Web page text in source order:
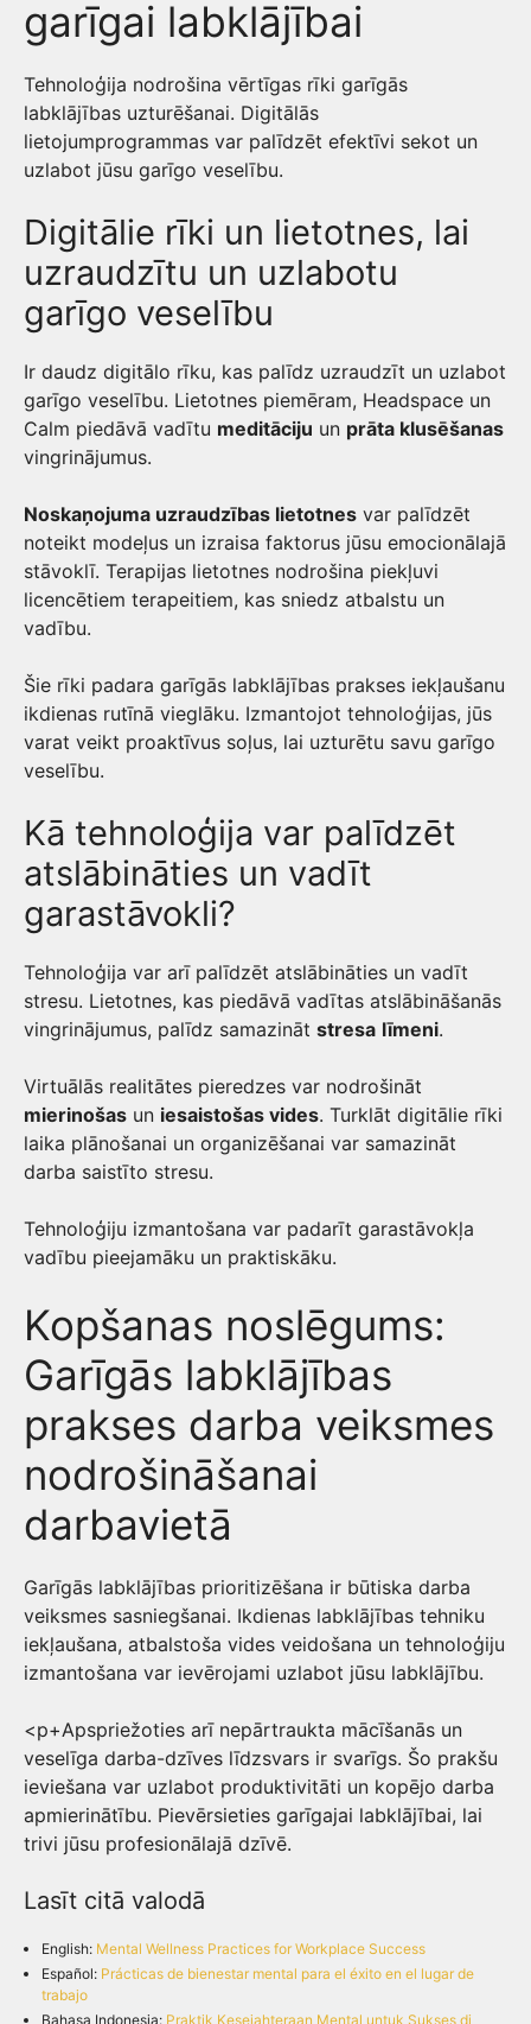
garīgai labklājībai
Tehnoloģija nodrošina vērtīgas rīki garīgās
labklājības uzturēšanai. Digitālās
lietojumprogrammas var palīdzēt efektīvi sekot un
uzlabot jūsu garīgo veselību.
Digitālie rīki un lietotnes, lai
uzraudzītu un uzlabotu
garīgo veselību
Ir daudz digitālo rīku, kas palīdz uzraudzīt un uzlabot
garīgo veselību. Lietotnes piemēram, Headspace un
Calm piedāvā vadītu meditāciju un prāta klusēšanas
vingrinājumus.
Noskaņojuma uzraudzības lietotnes var palīdzēt
noteikt modeļus un izraisa faktorus jūsu emocionālajā
stāvoklī. Terapijas lietotnes nodrošina piekļuvi
licencētiem terapeitiem, kas sniedz atbalstu un
vadību.
Šie rīki padara garīgās labklājības prakses iekļaušanu
ikdienas rutīnā vieglāku. Izmantojot tehnoloģijas, jūs
varat veikt proaktīvus soļus, lai uzturētu savu garīgo
veselību.
Kā tehnoloģija var palīdzēt
atslābināties un vadīt
garastāvokli?
Tehnoloģija var arī palīdzēt atslābināties un vadīt
stresu. Lietotnes, kas piedāvā vadītas atslābināšanās
vingrinājumus, palīdz samazināt stresa līmeni.
Virtuālās realitātes pieredzes var nodrošināt
mierinošas un iesaistošas vides. Turklāt digitālie rīki
laika plānošanai un organizēšanai var samazināt
darba saistīto stresu.
Tehnoloģiju izmantošana var padarīt garastāvokļa
vadību pieejamāku un praktiskāku.
Kopšanas noslēgums:
Garīgās labklājības
prakses darba veiksmes
nodrošināšanai
darbavietā
Garīgās labklājības prioritizēšana ir būtiska darba
veiksmes sasniegšanai. Ikdienas labklājības tehniku
iekļaušana, atbalstoša vides veidošana un tehnoloģiju
izmantošana var ievērojami uzlabot jūsu labklājību.
<p+Apspriežoties arī nepārtraukta mācīšanās un
veselīga darba-dzīves līdzsvars ir svarīgs. Šo prakšu
ieviešana var uzlabot produktivitāti un kopējo darba
apmierinātību. Pievērsieties garīgajai labklājībai, lai
trivi jūsu profesionālajā dzīvē.
Lasīt citā valodā
English: Mental Wellness Practices for Workplace Success
Español: Prácticas de bienestar mental para el éxito en el lugar de
trabajo
Bahasa Indonesia: Praktik Kesejahteraan Mental untuk Sukses di